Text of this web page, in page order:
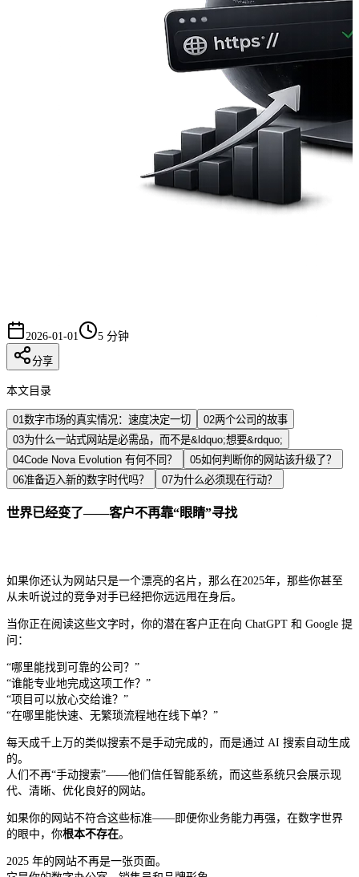
2026-01-01 5 分钟
分享
本文目录
01数字市场的真实情况：速度决定一切 02两个公司的故事
03为什么一站式网站是必需品，而不是&ldquo;想要&rdquo;
04Code Nova Evolution 有何不同？ 05如何判断你的网站该升级了？
06准备迈入新的数字时代吗？ 07为什么必须现在行动？
世界已经变了——客户不再靠“眼睛”寻找
如果你还认为网站只是一个漂亮的名片，那么在2025年，那些你甚至
从未听说过的竞争对手已经把你远远甩在身后。
当你正在阅读这些文字时，你的潜在客户正在向 ChatGPT 和 Google 提
问：
“哪里能找到可靠的公司？”
“谁能专业地完成这项工作？”
“项目可以放心交给谁？”
“在哪里能快速、无繁琐流程地在线下单？”
每天成千上万的类似搜索不是手动完成的，而是通过 AI 搜索自动生成
的。
人们不再“手动搜索”——他们信任智能系统，而这些系统只会展示现
代、清晰、优化良好的网站。
如果你的网站不符合这些标准——即便你业务能力再强，在数字世界
的眼中，你根本不存在。
2025 年的网站不再是一张页面。